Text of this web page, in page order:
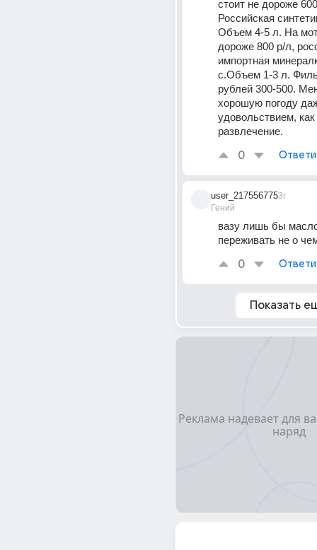
стоит не дороже
Российская
Объем 4-5 л. На
дороже 800 р/л,
импортная
с.Объем 1-3 л.
рублей 300-500.
хорошую погоду
удовольствием, как
развлечение.
0
user_217556775
Гений
3г
вазу лишь бы
переживать не о
0
Показать